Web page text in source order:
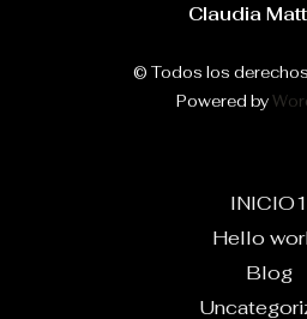
Claudia
© Todos los
Powered by
INICIO1
Hello
Blog